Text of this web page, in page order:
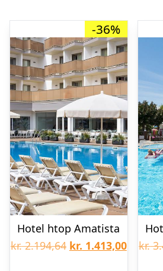
-36%
Hotel htop Amatista
kr.2.194,64 Den
kr. 1.413,00Den
kr.